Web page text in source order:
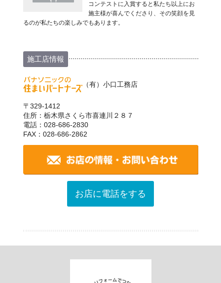
コンテストに入賞すると私たち以上にお
施主様が喜んでくださり、その笑顔を見
るのが私たちの楽しみでもあります。
施工店情報
（有）小口工務店
〒329-1412
住所：栃木県さくら市喜連川２８７
電話：028-686-2830
FAX：028-686-2862
お店に電話をする